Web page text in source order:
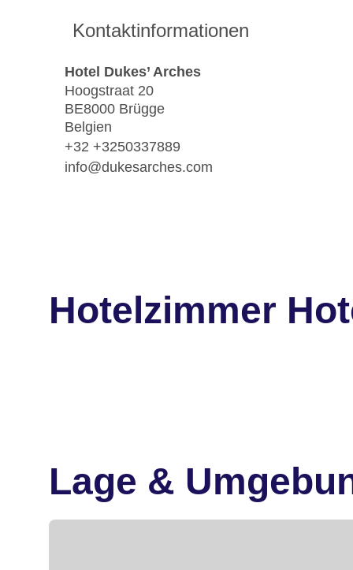
Kontaktinformationen
Hotel Dukes’ Arches
Hoogstraat 20
BE8000 Brügge
Belgien
+32 +3250337889
info@dukesarches.com
Hotelzimmer
Lage &